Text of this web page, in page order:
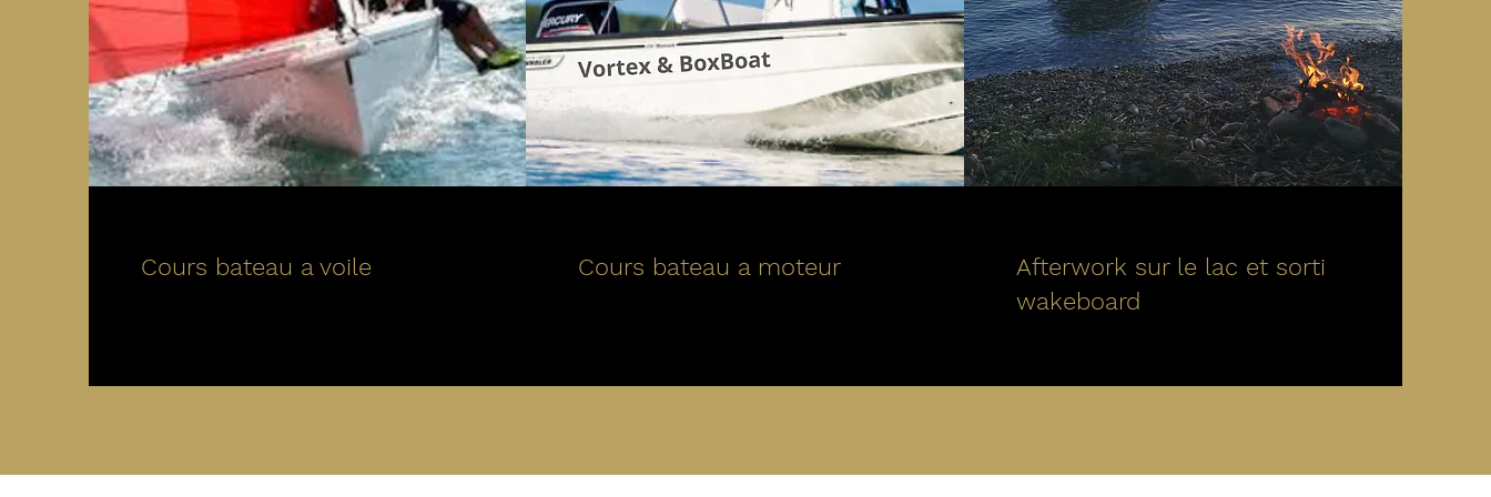
Cours bateau a voile Cours bateau a moteur
Afterwork sur le lac et sorti
wakeboard